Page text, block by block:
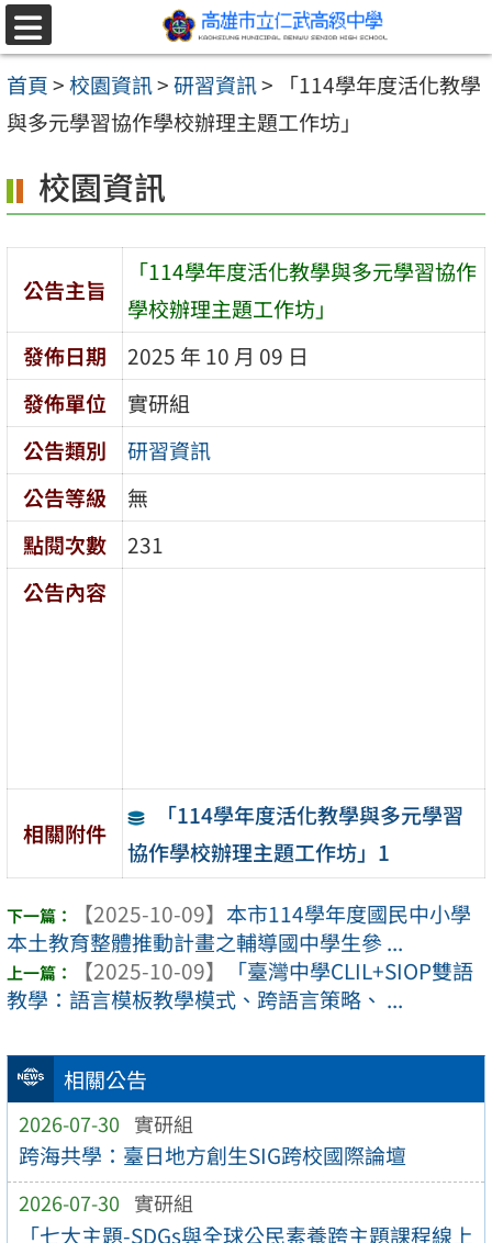
跳至主要內容區
選
單
首頁>校園資訊>研習資訊>
「114學年度活化教學
與多元學習協作學校辦理主題工作坊」
相關公告
2026-07-30 實研組
跨海共學：臺日地方創生SIG跨校國際論壇
2026-07-30 實研組
「七大主題-SDGs與全球公民素養跨主題課程線上
校園資訊
公告主旨
「114學年度活化教學與多元學習協作
學校辦理主題工作坊」
發佈日期
2025 年 10 月 09 日
發佈單位
實研組
公告類別
研習資訊
公告等級
無
點閱次數
231
公告內容
相關附件
「114學年度活化教學與多元學習
協作學校辦理主題工作坊」1
【2025-10-09】 本市114學年度國民中小學
本土教育整體推動計畫之輔導國中學生參 ...
【2025-10-09】
「臺灣中學CLIL+SIOP雙語
教學：語言模板教學模式、跨語言策略、 ...